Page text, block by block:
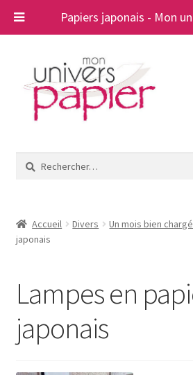
Papiers japonais - Mon
navigation
contenu
A propos
Rechercher :
Accueil Divers Un mois bien chargé
japonais
Lampes en
japonais